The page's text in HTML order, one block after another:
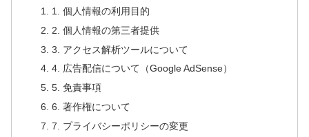
1. 個人情報の利用目的
2. 個人情報の第三者提供
3. アクセス解析ツールについて
4. 広告配信について（Google AdSense）
5. 免責事項
6. 著作権について
7. プライバシーポリシーの変更